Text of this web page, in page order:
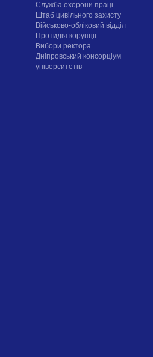
Служба охорони праці
Штаб цивільного захисту
Військово-обліковий відділ
Протидія корупції
Вибори ректора
Дніпровський консорціум
університетів